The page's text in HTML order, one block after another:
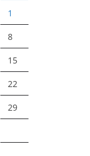
1
8
15
22
29